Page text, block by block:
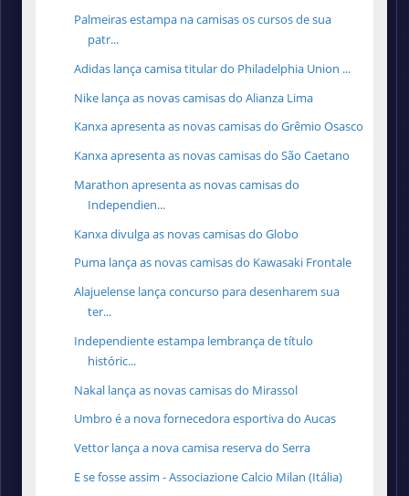
Palmeiras estampa na camisas os cursos de sua
patr...
Adidas lança camisa titular do Philadelphia Union ...
Nike lança as novas camisas do Alianza Lima
Kanxa apresenta as novas camisas do Grêmio Osasco
Kanxa apresenta as novas camisas do São Caetano
Marathon apresenta as novas camisas do
Independien...
Kanxa divulga as novas camisas do Globo
Puma lança as novas camisas do Kawasaki Frontale
Alajuelense lança concurso para desenharem sua
ter...
Independiente estampa lembrança de título
históric...
Nakal lança as novas camisas do Mirassol
Umbro é a nova fornecedora esportiva do Aucas
Vettor lança a nova camisa reserva do Serra
E se fosse assim - Associazione Calcio Milan (Itália)